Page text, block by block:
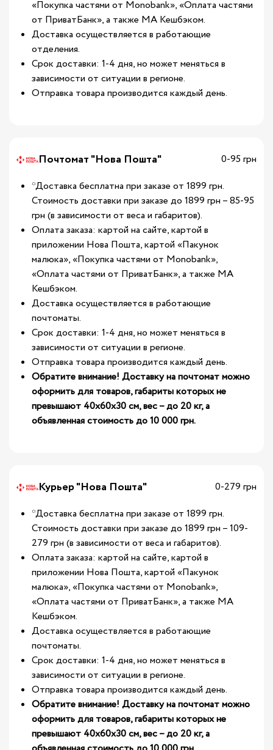
«Покупка частями от Monobank», «Оплата частями
от ПриватБанк», а также МА Кешбэком.
Доставка осуществляется в работающие
отделения.
Срок доставки: 1-4 дня, но может меняться в
зависимости от ситуации в регионе.
Отправка товара производится каждый день.
Почтомат "Нова Пошта"
0-95 грн
*Доставка бесплатна при заказе от 1899 грн.
Стоимость доставки при заказе до 1899 грн – 85-95
грн (в зависимости от веса и габаритов).
Оплата заказа: картой на сайте, картой в
приложении Нова Пошта, картой «Пакунок
малюка», «Покупка частями от Monobank»,
«Оплата частями от ПриватБанк», а также МА
Кешбэком.
Доставка осуществляется в работающие
почтоматы.
Срок доставки: 1-4 дня, но может меняться в
зависимости от ситуации в регионе.
Отправка товара производится каждый день.
Обратите внимание! Доставку на почтомат можно
оформить для товаров, габариты которых не
превышают 40х60х30 см, вес – до 20 кг, а
объявленная стоимость до 10 000 грн.
Курьер "Нова Пошта"
0-279 грн
*Доставка бесплатна при заказе от 1899 грн.
Стоимость доставки при заказе до 1899 грн – 109-
279 грн (в зависимости от веса и габаритов).
Оплата заказа: картой на сайте, картой в
приложении Нова Пошта, картой «Пакунок
малюка», «Покупка частями от Monobank»,
«Оплата частями от ПриватБанк», а также МА
Кешбэком.
Доставка осуществляется в работающие
почтоматы.
Срок доставки: 1-4 дня, но может меняться в
зависимости от ситуации в регионе.
Отправка товара производится каждый день.
Обратите внимание! Доставку на почтомат можно
оформить для товаров, габариты которых не
превышают 40х60х30 см, вес – до 20 кг, а